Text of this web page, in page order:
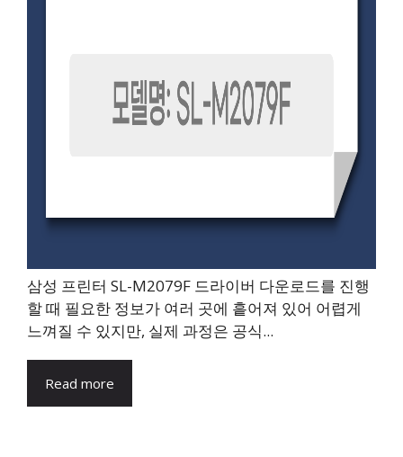
삼성 프린터 SL-M2079F 드라이버 다운로드를 진행
할 때 필요한 정보가 여러 곳에 흩어져 있어 어렵게
느껴질 수 있지만, 실제 과정은 공식...
Read more